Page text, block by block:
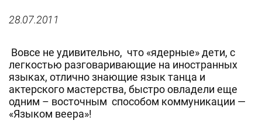
28.07.2011
Вовсе не удивительно, что «ядерные» дети, с
легкостью разговаривающие на иностранных
языках, отлично знающие язык танца и
актерского мастерства, быстро овладели еще
одним – восточным способом коммуникации —
«Языком веера»!